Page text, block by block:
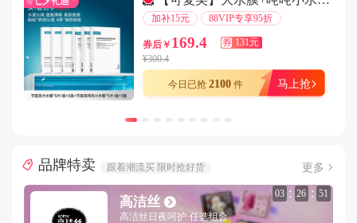
用户182****9415在6分钟前下单成功
用户147****1733在4分钟前下单成功
用户178****7952在8分钟前下单成功
用户132****5167在8分钟前下单成功
用户144****9302在3分钟前下单成功
用户156****7385在1分钟前下单成功
用户159****1459在2分钟前下单成功
用户180****5976在4分钟前下单成功
用户185****5178在9分钟前下单成功
加补15元 88VIP专享95折
券后￥ 169.4 券 131元
¥300.4
今日已抢2100 件 马上抢
品牌特卖 跟着潮流买 限时抢好货 更多
高洁丝
高洁丝日夜呵护·任选组合
03 : 26 : 49